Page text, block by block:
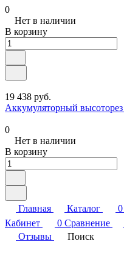
0
Нет в наличии
В корзину
19 438 руб.
Аккумуляторный
0
Нет в наличии
В корзину
Главная Каталог 0
Кабинет
0 Сравнение
Отзывы
Поиск